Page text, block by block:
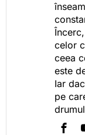
celor
ceea
este
Iar
pe